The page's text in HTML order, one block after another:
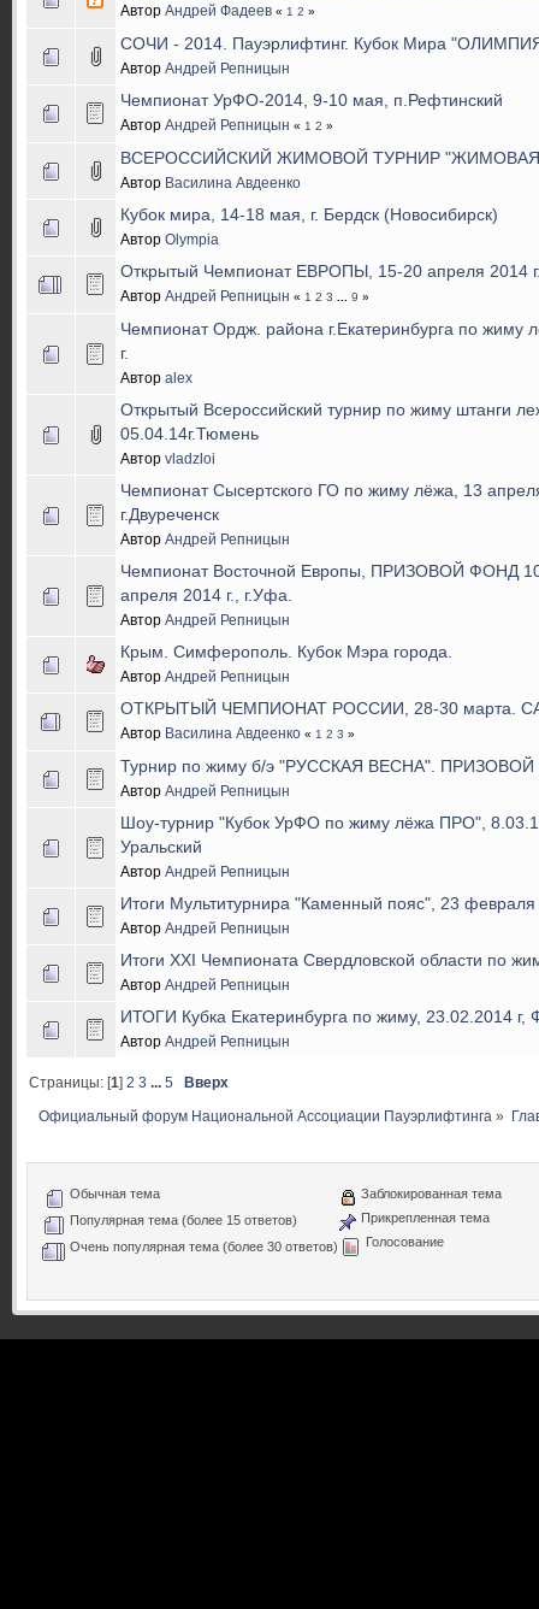
Автор Андрей Фадеев « 1 2 »
СОЧИ - 2014. Пауэрлифтинг. Кубок Мира
Автор Андрей Репницын
Чемпионат УрФО-2014, 9-10 мая, п.Рефтинский
Автор Андрей Репницын « 1 2 »
ВСЕРОССИЙСКИЙ ЖИМОВОЙ ТУРНИР "ЖИМОВАЯ
Автор Василина Авдеенко
Кубок мира, 14-18 мая, г. Бердск (Новосибирск)
Автор Olympia
Открытый Чемпионат ЕВРОПЫ, 15-20 апреля 2014 г.,
Автор Андрей Репницын « 1 2 3 9 »
Чемпионат Ордж. района г.Екатеринбурга по жиму
г.
Автор alex
Открытый Всероссийский турнир по жиму штанги
05.04.14г.Тюмень
Автор vladzloi
Чемпионат Сысертского ГО по жиму лёжа, 13
г.Двуреченск
Автор Андрей Репницын
Чемпионат Восточной Европы, ПРИЗОВОЙ ФОНД
апреля 2014 г., г.Уфа.
Автор Андрей Репницын
Крым. Симферополь. Кубок Мэра города.
Автор Андрей Репницын
ОТКРЫТЫЙ ЧЕМПИОНАТ РОССИИ, 28-30 марта.
Автор Василина Авдеенко « 1 2 3 »
Турнир по жиму б/э "РУССКАЯ ВЕСНА". ПРИЗОВОЙ
Автор Андрей Репницын
Шоу-турнир "Кубок УрФО по жиму лёжа ПРО",
Уральский
Автор Андрей Репницын
Итоги Мультитурнира "Каменный пояс", 23 февраля
Автор Андрей Репницын
Итоги XXI Чемпионата Свердловской области по
Автор Андрей Репницын
ИТОГИ Кубка Екатеринбурга по жиму, 23.02.2014 г,
Автор Андрей Репницын
Страницы: [1]2 3 ...5 Вверх
Официальный форум Национальной Ассоциации Пауэрлифтинга »
Обычная тема
Популярная тема (более 15 ответов)
Очень популярная тема (более 30 ответов)
Заблокированная тема
Прикрепленная тема
Голосование